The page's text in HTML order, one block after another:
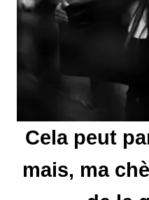
c
Cela peut
mais, ma